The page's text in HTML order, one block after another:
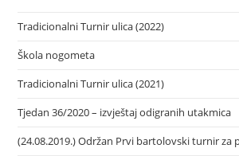
Tradicionalni Turnir ulica (2022)
Škola nogometa
Tradicionalni Turnir ulica (2021)
Tjedan 36/2020 – izvještaj odigranih utakmica
(24.08.2019.) Održan Prvi bartolovski turnir za